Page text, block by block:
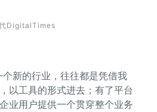
代DigitalTimes
新的行业，往往都是凭借我
以工具的形式进去；有了平台
业用户提供一个贯穿整个业务